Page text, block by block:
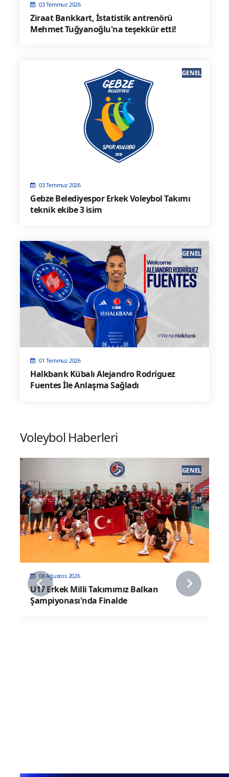
03 Temmuz 2026
Ziraat Bankkart, İstatistik antrenörü
Mehmet Tuğyanoğlu'na teşekkür etti!
03 Temmuz 2026
Gebze Belediyespor Erkek Voleybol Takımı
teknik ekibe 3 isim
GENEL
01 Temmuz 2026
Halkbank Kübalı Alejandro Rodríguez
Fuentes İle Anlaşma Sağladı
GENEL
Voleybol Haberleri
08 Ağustos 2026
U17 Kız Milli Takımımız, ABD'ye 3-0 Mağlup
GENEL